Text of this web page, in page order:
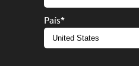
País*